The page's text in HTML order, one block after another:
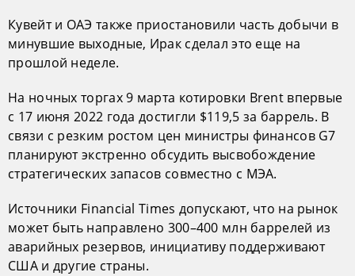
Кувейт и ОАЭ также приостановили часть добычи в
минувшие выходные, Ирак сделал это еще на
прошлой неделе.
На ночных торгах 9 марта котировки Brent впервые
с 17 июня 2022 года достигли $119,5 за баррель. В
связи с резким ростом цен министры финансов G7
планируют экстренно обсудить высвобождение
стратегических запасов совместно с МЭА.
Источники Financial Times допускают, что на рынок
может быть направлено 300–400 млн баррелей из
аварийных резервов, инициативу поддерживают
США и другие страны.